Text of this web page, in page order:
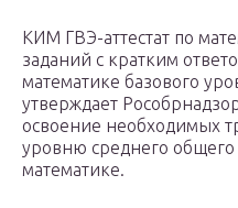
КИМ ГВЭ-аттестат по
заданий с кратким
математике базового
утверждает
освоение необходимых
уровню среднего общего
математике.